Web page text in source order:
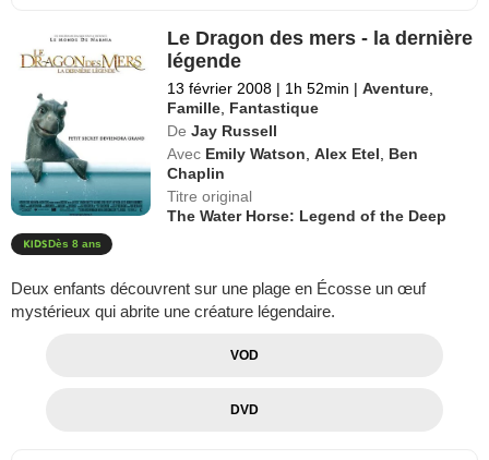
Le Dragon des mers - la dernière
légende
13 février 2008 | 1h 52min | Aventure
Famille Fantastique
De Jay Russell
Avec Emily Watson ,Alex Etel
Ben
Chaplin
Titre original
The Water Horse: Legend of the Deep
Dès 8 ans
Deux enfants découvrent sur une plage en Écosse un œuf
mystérieux qui abrite une créature légendaire.
VOD
DVD